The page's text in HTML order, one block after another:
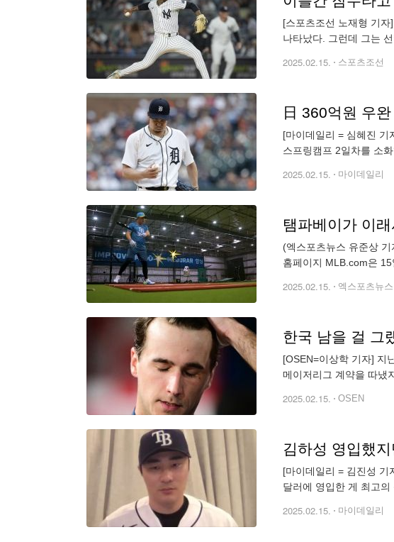
[스포츠조선 노재형 기
나타났다. 그런데 그는
2025.02.15. 스포츠조선
日 360억원 우
[마이데일리 = 심혜진 기
스프링캠프 2일차를 소
2025.02.15. 마이데일리
탬파베이가 이
(엑스포츠뉴스 유준상
홈페이지 MLB.com은
2025.02.15. 엑스포츠뉴스
[OSEN=이상학 기자] 지
메이저리그 계약을 따냈
2025.02.15. OSEN
[마이데일리 = 김진성 기
달러에 영입한 게 최고
2025.02.15. 마이데일리